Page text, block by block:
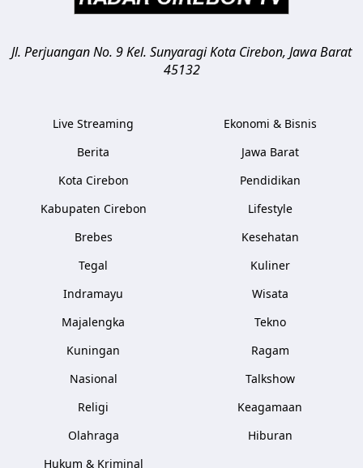
Jl. Perjuangan No. 9 Kel. SunyaragiKota Cirebon, Jawa Barat
45132
Live Streaming
Berita
Kota Cirebon
Kabupaten Cirebon
Brebes
Tegal
Indramayu
Majalengka
Kuningan
Nasional
Religi
Olahraga
Hukum & Kriminal
Ekonomi & Bisnis
Jawa Barat
Pendidikan
Lifestyle
Kesehatan
Kuliner
Wisata
Tekno
Ragam
Talkshow
Keagamaan
Hiburan